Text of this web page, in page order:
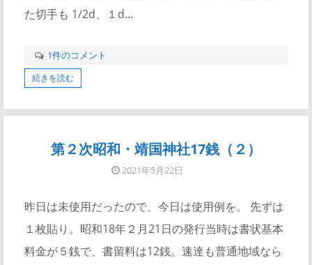
た切手も 1/2d、１d…
1件のコメント
続きを読む
第２次昭和・靖国神社17銭（２）
2021年5月22日
昨日は未使用だったので、今日は使用例を。 先ずは
１枚貼り。昭和18年２月21日の発行当時は書状基本
料金が５銭で、書留料は12銭。速達も普通地域なら